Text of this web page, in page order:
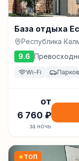
Республика
Сити-Чесс,
9.6
Wi-Fi
от
6 760 ₽
за ночь
★ТОП